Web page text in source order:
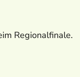
Regionalfinale.